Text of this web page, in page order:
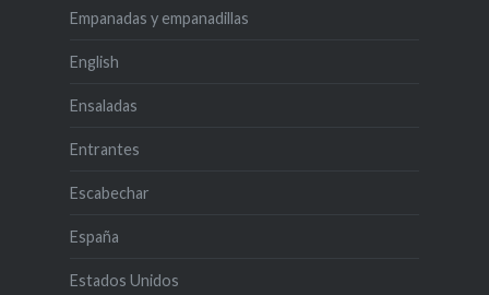
Empanadas y empanadillas
English
Ensaladas
Entrantes
Escabechar
España
Estados Unidos